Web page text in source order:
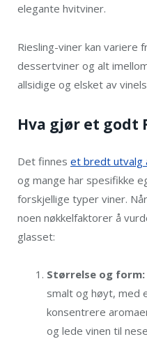
elegante hvitviner.
Riesling-viner kan variere
dessertviner og alt
allsidige og elsket av
Hva gjør et godt
Det finnes et bredt utvalg
og mange har spesifikke
forskjellige typer viner.
noen nøkkelfaktorer å
glasset:
Størrelse og form:
smalt og høyt, med
konsentrere
og lede vinen til